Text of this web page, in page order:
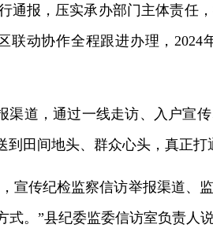
报，压实承办部门主体责任
动协作全程跟进办理，
道，通过一线走访、入户宣
田间地头、群众心头，真正打
宣传纪检监察信访举报渠道、
。”县纪委监委信访室负责人